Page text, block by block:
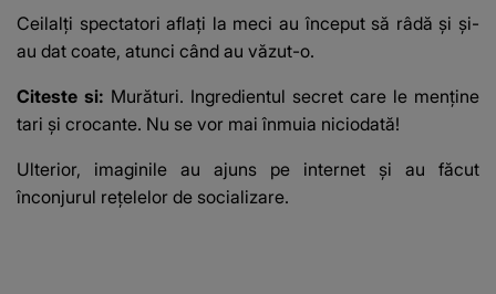
Ceilalţi spectatori aflaţi la meci au început să râdă şi şi-
au dat coate, atunci când au văzut-o.
Citeste si: Murături. Ingredientul secret care le menține
tari și crocante. Nu se vor mai înmuia niciodată!
Ulterior, imaginile au ajuns pe internet şi au făcut
înconjurul reţelelor de socializare.